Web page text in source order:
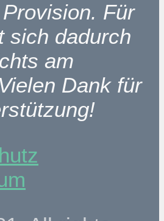
Für
sich dadurch
am
Dank für